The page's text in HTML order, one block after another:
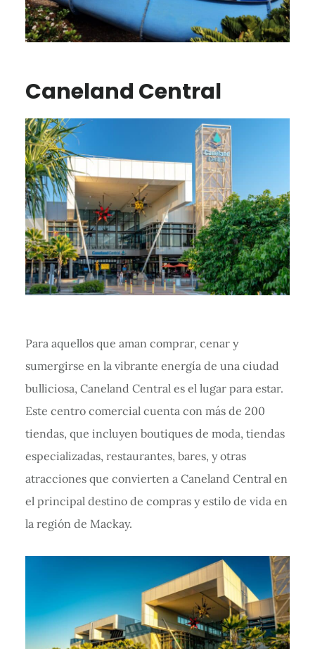
Caneland Central
Para aquellos que aman comprar, cenar y
sumergirse en la vibrante energía de una ciudad
bulliciosa, Caneland Central es el lugar para estar.
Este centro comercial cuenta con más de 200
tiendas, que incluyen boutiques de moda, tiendas
especializadas, restaurantes, bares, y otras
atracciones que convierten a Caneland Central en
el principal destino de compras y estilo de vida en
la región de Mackay.